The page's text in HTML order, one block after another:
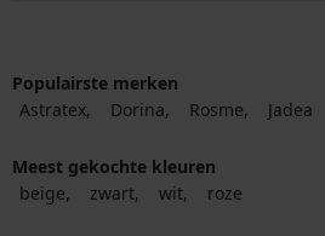
Populairste merken
Astratex
Dorina Rosme Jadea
Meest gekochte kleuren
beige
zwart wit roze